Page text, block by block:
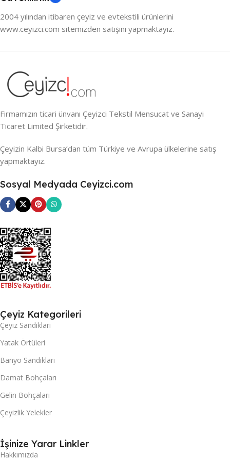
2004 yılından itibaren çeyiz ve evtekstili ürünlerini
www.ceyizci.com sitemizden satışını yapmaktayız.
Firmamızın ticari ünvanı Çeyizci Tekstil Mensucat ve Sanayi
Ticaret Limited Şirketidir.
Çeyizin Kalbi Bursa’dan tüm Türkiye ve Avrupa ülkelerine satış
yapmaktayız.
Sosyal Medyada Ceyizci.com
Çeyiz Kategorileri
Çeyiz Sandıkları
Yatak Örtüleri
Banyo Sandıkları
Damat Bohçaları
Gelin Bohçaları
Çeyizlik Yelekler
İşinize Yarar Linkler
Hakkımızda